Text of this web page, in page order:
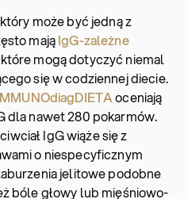
może być jedną z
mająIgG-zależne
mogą dotyczyć niemal
się w codziennej diecie.
oceniają
dla nawet 280 pokarmów.
IgG wiąże się z
o niespecyficznym
jelitowe podobne
bóle głowy lub mięśniowo-